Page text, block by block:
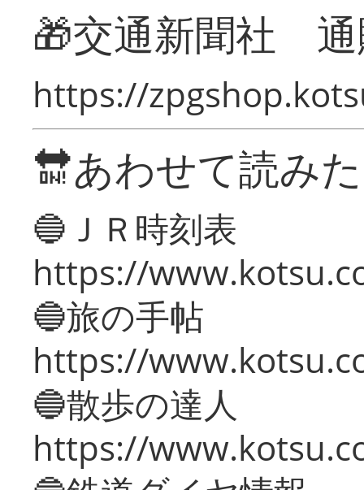
🎁交通新聞社
https://
🔛あわせて読み
🔵ＪＲ時刻表
https://
🔵旅の手帖
https://
🔵散歩の達人
https://